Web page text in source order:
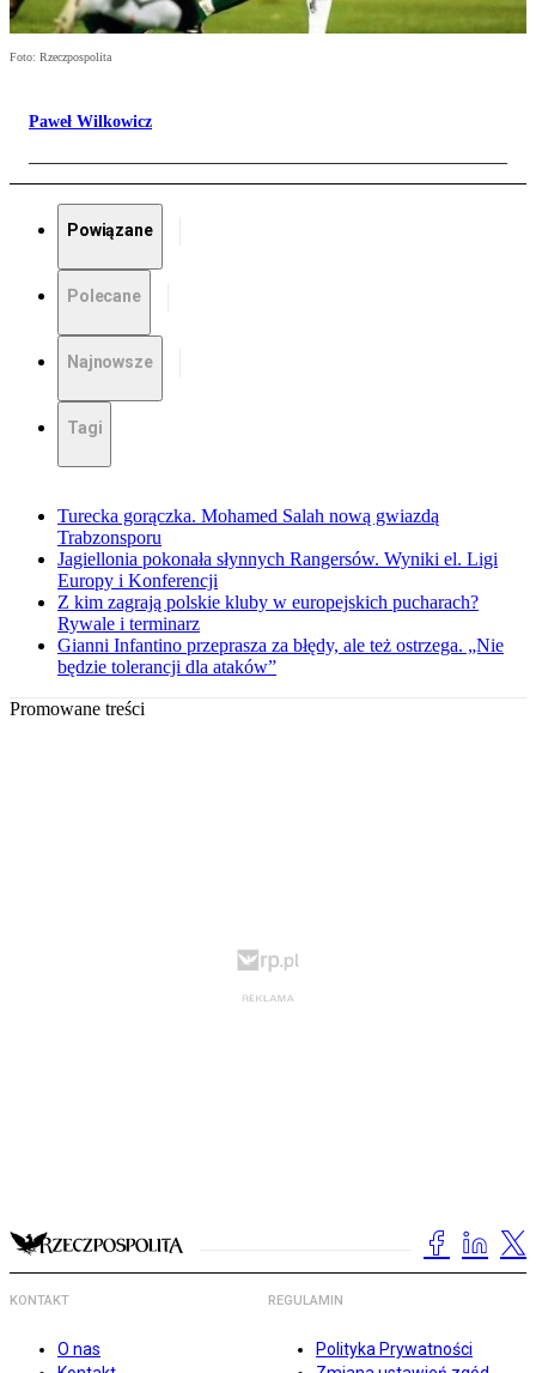
Foto: Rzeczpospolita
Paweł Wilkowicz
Powiązane
Polecane
Najnowsze
Tagi
Turecka gorączka. Mohamed Salah nową gwiazdą
Trabzonsporu
Jagiellonia pokonała słynnych Rangersów. Wyniki el. Ligi
Europy i Konferencji
Z kim zagrają polskie kluby w europejskich pucharach?
Rywale i terminarz
Gianni Infantino przeprasza za błędy, ale też ostrzega. „Nie
będzie tolerancji dla ataków”
Promowane treści
KONTAKT
O nas
REGULAMIN
Polityka Prywatności